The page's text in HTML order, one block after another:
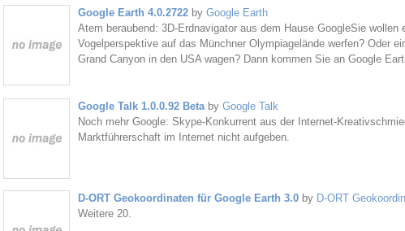
Google Earth 4.0.2722by Google Earth
Atem beraubend: 3D-Erdnavigator aus dem Hause GoogleSie wollen
Vogelperspektive auf das Münchner Olympiagelände werfen? Oder
Grand Canyon in den USA wagen? Dann kommen Sie an Google
Google Talk 1.0.0.92 Betaby Google Talk
Noch mehr Google: Skype-Konkurrent aus der Internet-
Marktführerschaft im Internet nicht aufgeben.
D-ORT Geokoordinaten für Google Earth 3.0by D-ORT
Weitere 20.